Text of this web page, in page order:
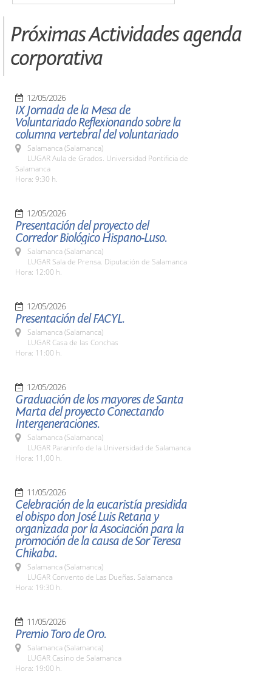
Próximas Actividades agenda
corporativa
12/05/2026
IX Jornada de la Mesa de
Voluntariado Reflexionando sobre la
columna vertebral del voluntariado
Salamanca (Salamanca)
LUGAR Aula de Grados. Universidad Pontificia de
Salamanca
Hora: 9:30 h.
12/05/2026
Presentación del proyecto del
Corredor Biológico Hispano-Luso.
Salamanca (Salamanca)
LUGAR Sala de Prensa. Diputación de Salamanca
Hora: 12:00 h.
12/05/2026
Presentación del FACYL.
Salamanca (Salamanca)
LUGAR Casa de las Conchas
Hora: 11:00 h.
12/05/2026
Graduación de los mayores de Santa
Marta del proyecto Conectando
Intergeneraciones.
Salamanca (Salamanca)
LUGAR Paraninfo de la Universidad de Salamanca
Hora: 11,00 h.
11/05/2026
Celebración de la eucaristía presidida
el obispo don José Luis Retana y
organizada por la Asociación para la
promoción de la causa de Sor Teresa
Chikaba.
Salamanca (Salamanca)
LUGAR Convento de Las Dueñas. Salamanca
Hora: 19:30 h.
11/05/2026
Premio Toro de Oro.
Salamanca (Salamanca)
LUGAR Casino de Salamanca
Hora: 19:00 h.